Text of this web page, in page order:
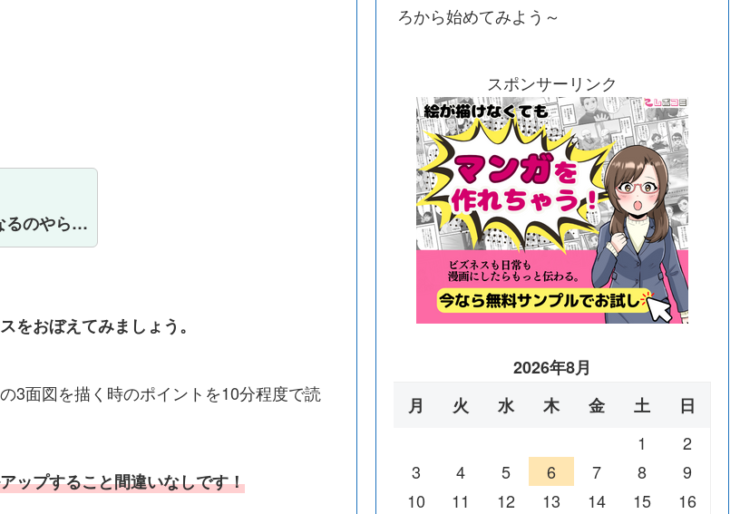
るのやら…
をおぼえてみましょう。
3面図を描く時のポイントを10分程度で読
ップすること間違いなしです！
ろから始めてみよう～
スポンサーリンク
2026年8月
月
火 水 木 金 土
日
1
2
3
4 5 6 7 8
9
10
11 12 13 14 15
16